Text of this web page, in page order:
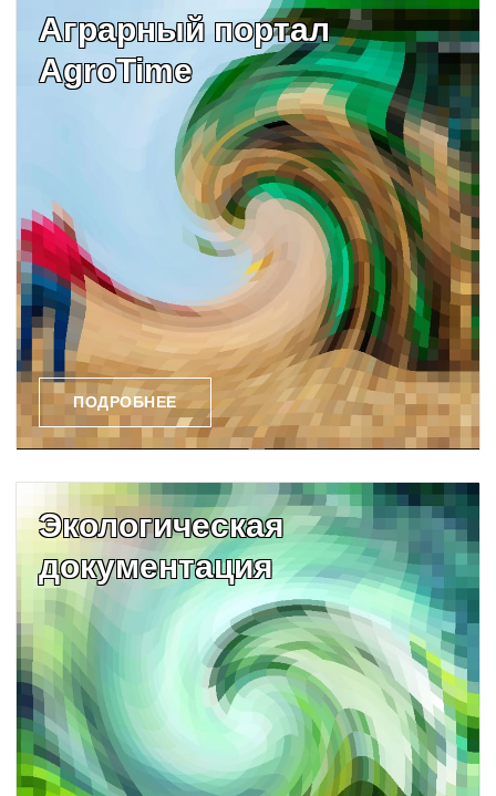
Аграрный портал
AgroTime
ПОДРОБНЕЕ
Экологическая
документация